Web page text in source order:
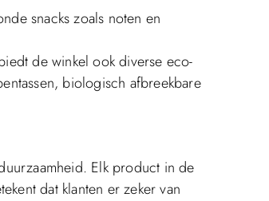
snacks zoals noten en
de winkel ook diverse eco-
biologisch afbreekbare
Elk product in de
dat klanten er zeker van